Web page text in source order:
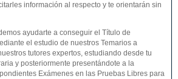
información al respecto y te orientarán sin
ayudarte a conseguir el Título de
el estudio de nuestros Temarios a
tutores expertos, estudiando desde tu
y posteriormente presentándote a la
Exámenes en las Pruebas Libres para